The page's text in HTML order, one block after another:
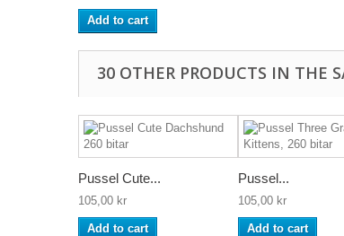
Add to cart
30 OTHER PRODUCTS IN THE
Pussel Cute...
105,00 kr
Add to cart
Pussel...
105,00 kr
Add to cart